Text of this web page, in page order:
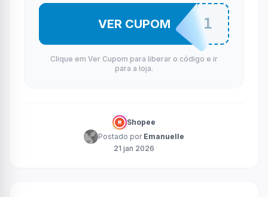
OUTLT21
VER CUPOM
Clique em Ver Cupom para liberar o código e ir
para a loja.
Shopee
Postado por Emanuelle
21 jan 2026